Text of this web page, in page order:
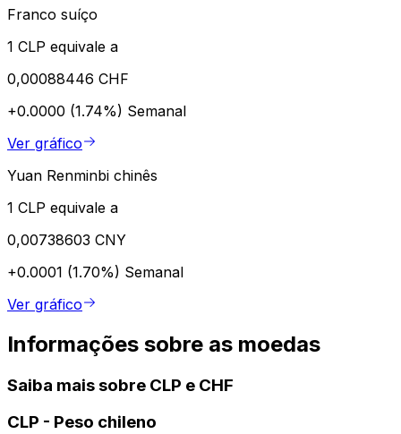
Franco suíço
1 CLP equivale a
0,00088446 CHF
+0.0000 (1.74%) Semanal
Ver gráfico
Yuan Renminbi chinês
1 CLP equivale a
0,00738603 CNY
+0.0001 (1.70%) Semanal
Ver gráfico
Informações sobre as moedas
Saiba mais sobre CLP e CHF
CLP - Peso chileno